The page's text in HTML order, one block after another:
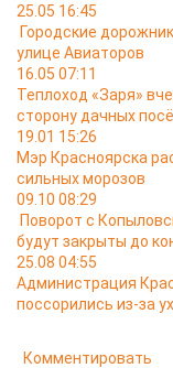
25.05 16:45
Городские
улице Авиаторов
16.05 07:11
Теплоход «Заря»
сторону дачных
19.01 15:26
Мэр Красноярска
сильных морозов
09.10 08:29
Поворот с
будут закрыты до
25.08 04:55
Администрация
поссорились из-за
Комментировать